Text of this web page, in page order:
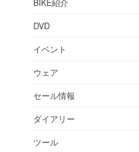
BIKE紹介
DVD
イベント
ウェア
セール情報
ダイアリー
ツール